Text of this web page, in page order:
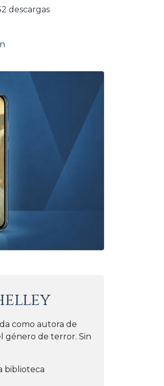
descargas
como autora de
género de terror. Sin
biblioteca